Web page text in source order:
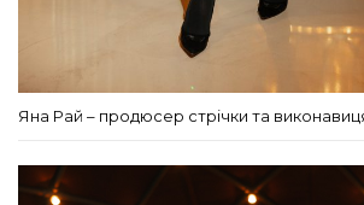
Яна Рай – продюсер стрічки та